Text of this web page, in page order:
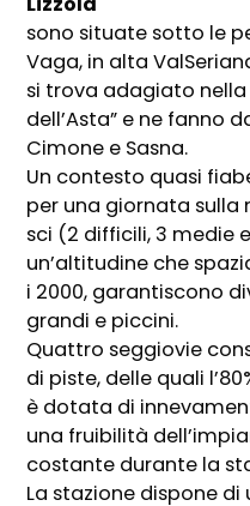
sono situate sotto le
Vaga, in alta
si trova adagiato
dell’Asta” e ne fanno
Cimone e Sasna.
Un contesto quasi
per una giornata sulla
sci (2 difficili, 3 medie
un’altitudine che
i 2000, garantiscono
grandi e piccini.
Quattro seggiovie
di piste, delle quali
è dotata di
una fruibilità
costante durante la
La stazione dispone